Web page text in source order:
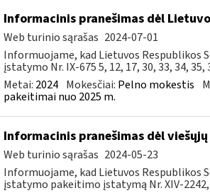
Informacinis pranešimas dėl
Web turinio sąrašas 2024-07-01
Informuojame, kad Lietuvos Respublikos
įstatymo Nr. IX-675 5, 12, 17, 30, 33, 34, 35,
Metai: 2024 Mokesčiai: Pelno mokestis
pakeitimai nuo 2025 m.
Informacinis pranešimas dėl
Web turinio sąrašas 2024-05-23
Informuojame, kad Lietuvos Respublikos
įstatymo pakeitimo įstatymą Nr. XIV-